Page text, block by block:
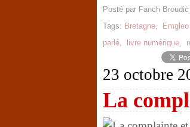
Posté par Fanch
Tags: Bretagne,
parlé, livre numérique,
23 octobre
La